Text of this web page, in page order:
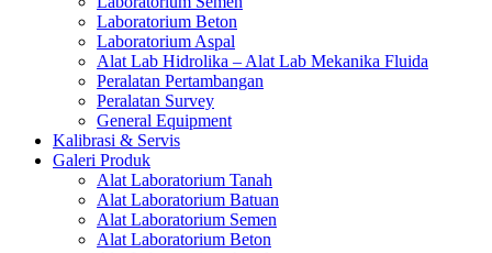
Laboratorium Beton
Laboratorium Aspal
Alat Lab Hidrolika – Alat Lab Mekanika Fluida
Peralatan Pertambangan
Peralatan Survey
General Equipment
Kalibrasi & Servis
Galeri Produk
Alat Laboratorium Tanah
Alat Laboratorium Batuan
Alat Laboratorium Semen
Alat Laboratorium Beton